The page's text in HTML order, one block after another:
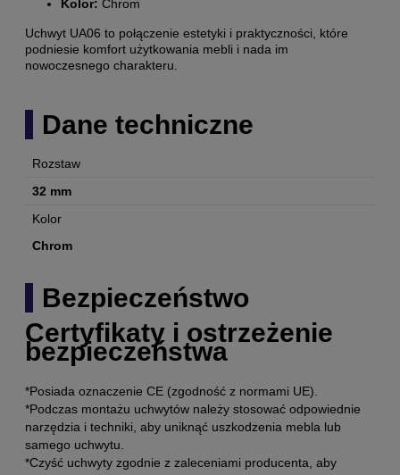
Kolor: Chrom
Uchwyt UA06 to połączenie estetyki i praktyczności, które
podniesie komfort użytkowania mebli i nada im
nowoczesnego charakteru.
Dane techniczne
Rozstaw
32 mm
Kolor
Chrom
Bezpieczeństwo
Certyfikaty i ostrzeżenie
bezpieczeństwa
*Posiada oznaczenie CE (zgodność z normami UE).
*Podczas montażu uchwytów należy stosować odpowiednie
narzędzia i techniki, aby uniknąć uszkodzenia mebla lub
samego uchwytu.
*Czyść uchwyty zgodnie z zaleceniami producenta, aby